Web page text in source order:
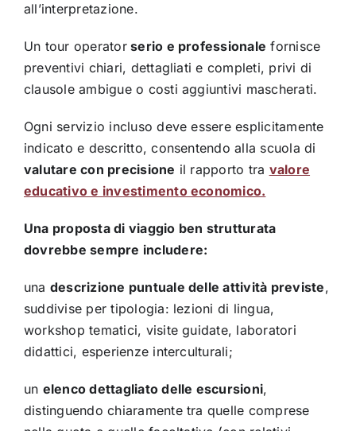
all’interpretazione.
Un tour operatorserio e professionale fornisce
preventivi chiari, dettagliati e completi, privi di
clausole ambigue o costi aggiuntivi mascherati.
Ogni servizio incluso deve essere esplicitamente
indicato e descritto, consentendo alla scuola di
valutare con precisione il rapporto tra valore
educativo e investimento economico.
Una proposta di viaggio ben strutturata
dovrebbe sempre includere:
una descrizione puntuale delle attività previste,
suddivise per tipologia: lezioni di lingua,
workshop tematici, visite guidate, laboratori
didattici, esperienze interculturali;
un elenco dettagliato delle escursioni,
distinguendo chiaramente tra quelle comprese